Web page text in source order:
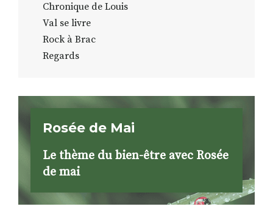
Chronique de Louis
Val se livre
Rock à Brac
Regards
Rosée de Mai
Le thème du bien-être avec Rosée
de mai